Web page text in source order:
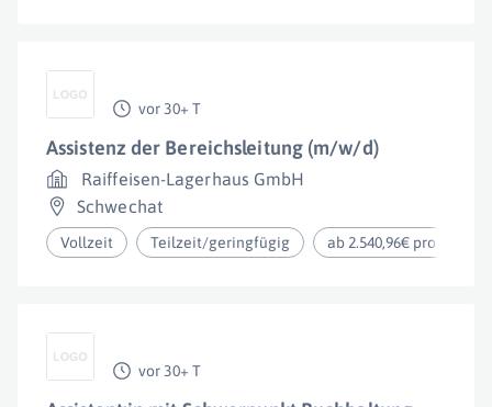
vor 30+ T
Assistenz der Bereichsleitung (m/w/d)
Raiffeisen-Lagerhaus GmbH
Schwechat
Vollzeit Teilzeit/geringfügig ab 2.540,96€ pro Monat
vor 30+ T